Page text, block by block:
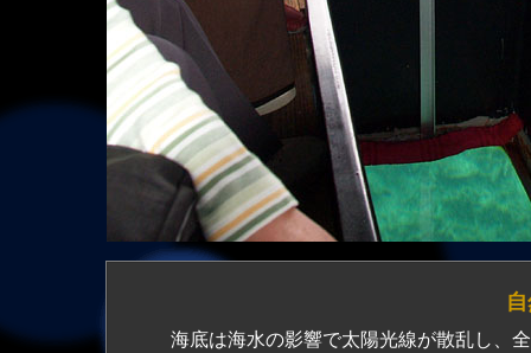
海底は海水の影響で太陽光線が散乱し、